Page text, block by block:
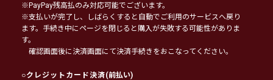
※PayPay残高払のみ対応可能でございます。
※支払いが完了し、しばらくすると自動でご利用のサービスへ戻り
ます。手続き中にページを閉じると購入が失敗する可能性がありま
す。
確認画面後に決済画面にて決済手続きをおこなってください。
○クレジットカード決済(前払い)